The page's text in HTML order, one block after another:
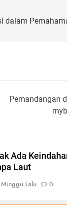
dalam
Pemandangan
Ada
Laut
Minggu Lalu 0